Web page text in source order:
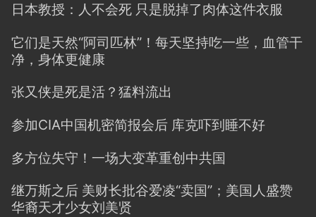
日本教授：人不会死 只是脱掉了肉体这件衣服
它们是天然“阿司匹林”！每天坚持吃一些，血管干
净，身体更健康
张又侠是死是活？猛料流出
参加CIA中国机密简报会后 库克吓到睡不好
多方位失守！一场大变革重创中共国
继万斯之后 美财长批谷爱凌“卖国”；美国人盛赞
华裔天才少女刘美贤